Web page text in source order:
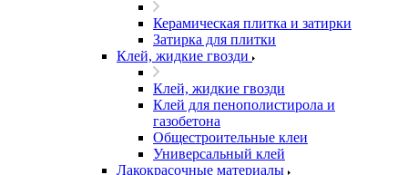
Керамическая плитка и затирки
Затирка для плитки
Клей, жидкие гвозди
Клей, жидкие гвозди
Клей для пенополистирола и
газобетона
Общестроительные клеи
Универсальный клей
Лакокрасочные материалы